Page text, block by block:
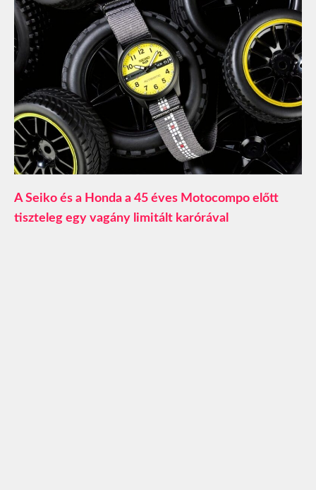
A Seiko és a Honda a 45 éves Motocompo előtt
tiszteleg egy vagány limitált karórával